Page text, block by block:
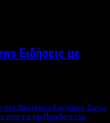
Ειδήσεις με